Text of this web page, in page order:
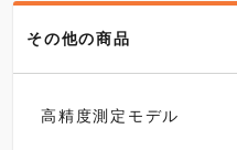
その他の商品
高精度測定モデル